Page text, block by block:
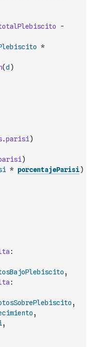
-
*
(d )
.parisi)
)
* porcentajeParisi)
:
,
:
,
,
,